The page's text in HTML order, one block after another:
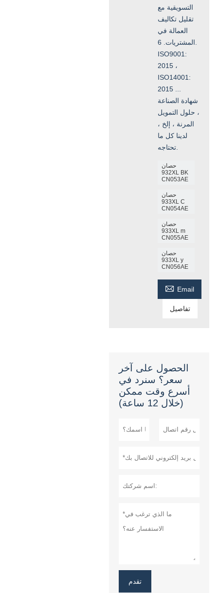
التسويقية مع
تقليل تكاليف
العمالة في
المشتريات. 6.
ISO9001:
2015 ،
ISO14001:
2015 ...
شهادة الصناعة
، حلول التمويل
المرنة ، إلخ ،
لدينا كل ما
تحتاجه.
حصان
932XL BK
CN053AE
حصان
933XL C
CN054AE
حصان
933XL m
CN055AE
حصان
933XL y
CN056AE
 Email
تفاصيل
الحصول على آخر
سعر؟ سنرد في
أسرع وقت ممكن
(خلال 12 ساعة)
تقدم